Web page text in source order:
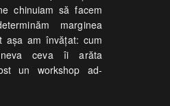
chinuiam să facem
marginea
așa am învățat: cum
ceva îi arăta
un workshop ad-